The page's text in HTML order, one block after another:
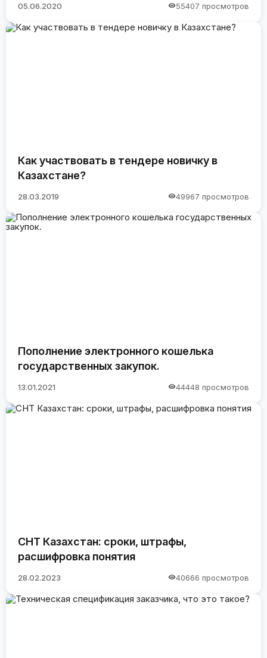
05.06.2020 55407 просмотров
Как участвовать в тендере новичку в
Казахстане?
28.03.2019 49967 просмотров
Пополнение электронного кошелька
государственных закупок.
13.01.2021 44448 просмотров
СНТ Казахстан: сроки, штрафы,
расшифровка понятия
28.02.2023 40666 просмотров